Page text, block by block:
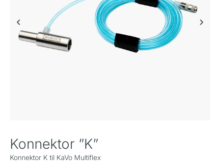
Konnektor ”K”
Konnektor K til KaVo Multiflex